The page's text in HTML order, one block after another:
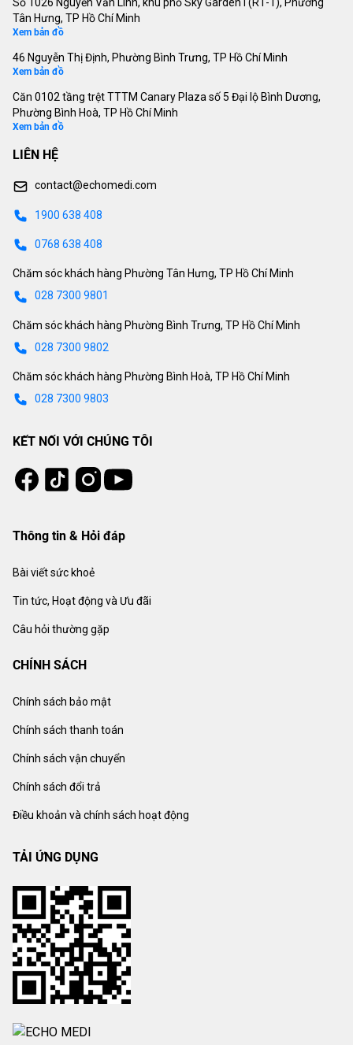
Số 1026 Nguyễn Văn Linh, khu phố Sky Garden I (R1-1), Phường
Tân Hưng, TP Hồ Chí Minh
Xem bản đồ
46 Nguyễn Thị Định, Phường Bình Trưng, TP Hồ Chí Minh
Xem bản đồ
Căn 0102 tầng trệt TTTM Canary Plaza số 5 Đại lộ Bình Dương,
Phường Bình Hoà, TP Hồ Chí Minh
Xem bản đồ
LIÊN HỆ
contact@echomedi.com
1900 638 408
0768 638 408
Chăm sóc khách hàng Phường Tân Hưng, TP Hồ Chí Minh
028 7300 9801
Chăm sóc khách hàng Phường Bình Trưng, TP Hồ Chí Minh
028 7300 9802
Chăm sóc khách hàng Phường Bình Hoà, TP Hồ Chí Minh
028 7300 9803
KẾT NỐI VỚI CHÚNG TÔI
Facebook
Tiktok Instagram
Youtube
Thông tin & Hỏi đáp
Bài viết sức khoẻ
Tin tức, Hoạt động và Ưu đãi
Câu hỏi thường gặp
CHÍNH SÁCH
Chính sách bảo mật
Chính sách thanh toán
Chính sách vận chuyển
Chính sách đổi trả
Điều khoản và chính sách hoạt động
TẢI ỨNG DỤNG